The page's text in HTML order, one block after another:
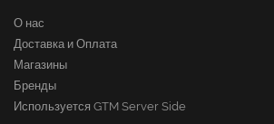
О нас
Доставка и Оплата
Магазины
Бренды
Используется GTM Server Side